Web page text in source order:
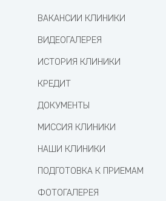
ВАКАНСИИ КЛИНИКИ
ВИДЕОГАЛЕРЕЯ
ИСТОРИЯ КЛИНИКИ
КРЕДИТ
ДОКУМЕНТЫ
МИССИЯ КЛИНИКИ
НАШИ КЛИНИКИ
ПОДГОТОВКА К ПРИЕМАМ
ФОТОГАЛЕРЕЯ